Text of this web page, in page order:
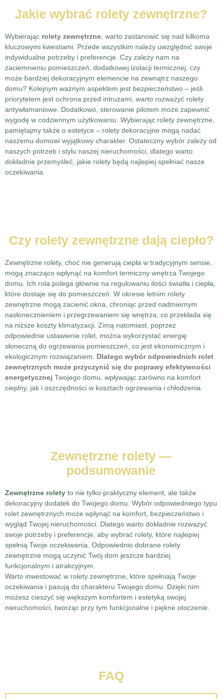
Jakie wybrać rolety zewnętrzne?
Wybierając rolety zewnętrzne, warto zastanowić się nad kilkoma
kluczowymi kwestiami. Przede wszystkim należy uwzględnić swoje
indywidualne potrzeby i preferencje. Czy zależy nam na
zaciemnieniu pomieszczeń, dodatkowej izolacji termicznej, czy
może bardziej dekoracyjnym elemencie na zewnątrz naszego
domu? Kolejnym ważnym aspektem jest bezpieczeństwo – jeśli
priorytetem jest ochrona przed intruzami, warto rozważyć rolety
antywłamaniowe. Dodatkowo, sterowanie pilotem może zapewnić
wygodę w codziennym użytkowaniu. Wybierając rolety zewnętrzne,
pamiętajmy także o estetyce – rolety dekoracyjne mogą nadać
naszemu domowi wyjątkowy charakter. Ostateczny wybór zależy od
naszych potrzeb i stylu naszej nieruchomości, dlatego warto
dokładnie przemyśleć, jakie rolety będą najlepiej spełniać nasze
oczekiwania.
Czy rolety zewnętrzne dają ciepło?
Zewnętrzne rolety, choć nie generują ciepła w tradycyjnym sensie,
mogą znacząco wpłynąć na komfort termiczny wnętrza Twojego
domu. Ich rola polega głównie na regulowaniu ilości światła i ciepła,
które dostaje się do pomieszczeń. W okresie letnim rolety
zewnętrzne mogą zacienić okna, chroniąc przed nadmiernym
nasłonecznieniem i przegrzewaniem się wnętrza, co przekłada się
na niższe koszty klimatyzacji. Zimą natomiast, poprzez
odpowiednie ustawienie rolet, można wykorzystać energię
słoneczną do ogrzewania pomieszczeń, co jest ekonomicznym i
ekologicznym rozwiązaniem. Dlatego wybór odpowiednich rolet
zewnętrznych może przyczynić się do poprawy efektywności
energetycznej Twojego domu, wpływając zarówno na komfort
cieplny, jak i oszczędności w kosztach ogrzewania i chłodzenia.
Zewnętrzne rolety —
podsumowanie
Zewnętrzne rolety to nie tylko praktyczny element, ale także
dekoracyjny dodatek do Twojego domu. Wybór odpowiedniego typu
rolet zewnętrznych może wpłynąć na komfort, bezpieczeństwo i
wygląd Twojej nieruchomości. Dlatego warto dokładnie rozważyć
swoje potrzeby i preferencje, aby wybrać rolety, które najlepiej
spełnią Twoje oczekiwania. Odpowiednio dobrane rolety
zewnętrzne mogą uczynić Twój dom jeszcze bardziej
funkcjonalnym i atrakcyjnym.
Warto inwestować w rolety zewnętrzne, które spełniają Twoje
oczekiwania i pasują do charakteru Twojego domu. Dzięki nim
możesz cieszyć się większym komfortem i estetyką swojej
nieruchomości, tworząc przy tym funkcjonalne i piękne otoczenie.
FAQ